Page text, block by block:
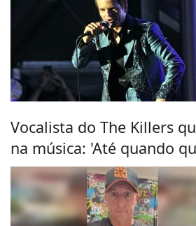
Vocalista do The Killers
na música: 'Até quando